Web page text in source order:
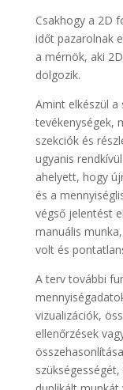
Csakhogy a 2D
időt pazarolnak
a mérnök, aki
dolgozik.
Amint elkészül a
tevékenységek,
szekciók és
ugyanis
ahelyett, hogy
és a
végső jelentést
manuális
volt és
A terv további
vizualizációk,
ellenőrzések